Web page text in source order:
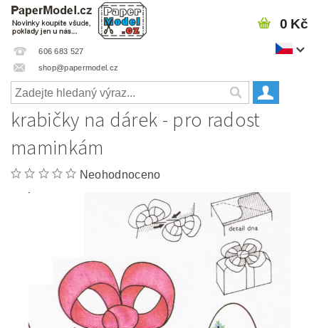
606 683 527
shop@papermodel.cz
0 Kč
krabičky na dárek - pro radost
maminkám
Neohodnoceno